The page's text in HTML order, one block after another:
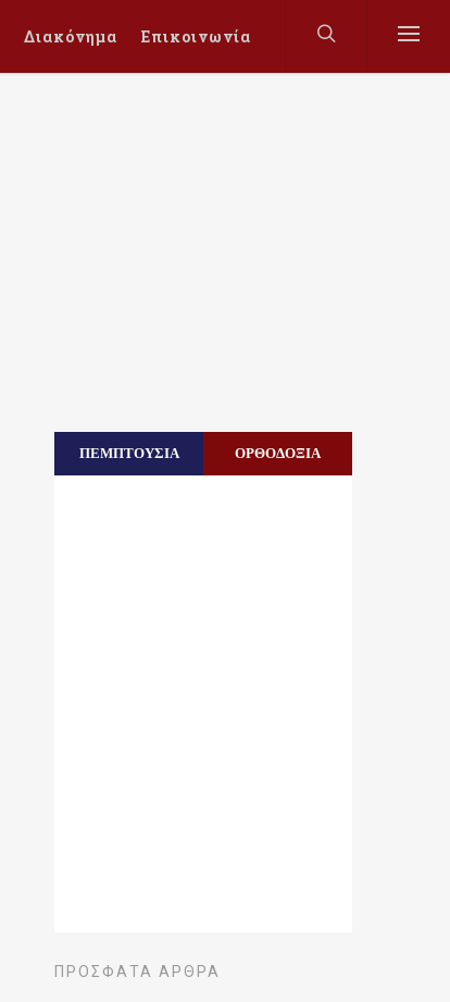
Διακόνημα Επικοινωνία
ΠΕΜΠΤΟΥΣΙΑ ΟΡΘΟΔΟΞΙΑ
ΠΡΌΣΦΑΤΑ ΆΡΘΡΑ